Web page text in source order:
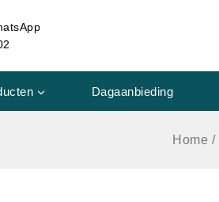
Dagaanbieding
Home /